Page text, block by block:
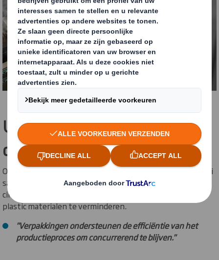
Uitgebreide
duurzaamheidsstrategie
Op het gebied van verpakkingsmaterialen werkt Helokoski
samen met DS Smith en ziet enorme mogelijkheden om de
circulaire economie te verbeteren en het gebruik van
plastic materialen te verminderen.
"Verpakkingen ondersteunen de efficiëntie van het
productieproces om concurrerend te blijven."